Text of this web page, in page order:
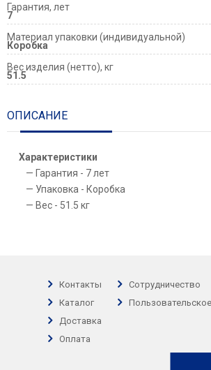
Гарантия, лет
7
Материал упаковки (индивидуальной)
Коробка
Вес изделия (нетто), кг
51.5
ОПИСАНИЕ
Характеристики
Гарантия - 7 лет
Упаковка - Коробка
Вес - 51.5 кг
Контакты
Каталог
Доставка
Оплата
Сотрудничество